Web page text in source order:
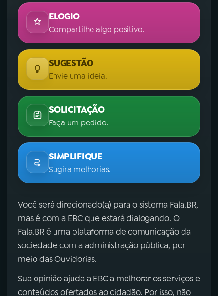
ELOGIO
Compartilhe algo positivo.
SUGESTÃO
Envie uma ideia.
SOLICITAÇÃO
Faça um pedido.
SIMPLIFIQUE
Sugira melhorias.
Você será direcionado(a) para o sistema Fala.BR,
mas é com a EBC que estará dialogando. O
Fala.BR é uma plataforma de comunicação da
sociedade com a administração pública, por
meio das Ouvidorias.
Sua opinião ajuda a EBC a melhorar os serviços e
conteúdos ofertados ao cidadão. Por isso, não